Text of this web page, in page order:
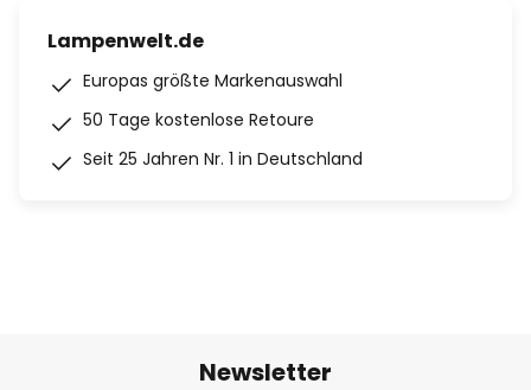
Lampenwelt.de
Europas größte Markenauswahl
50 Tage kostenlose Retoure
Seit 25 Jahren Nr. 1 in Deutschland
Newsletter